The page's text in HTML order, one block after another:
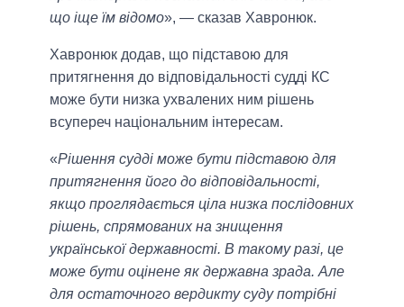
що іще їм відомо», — сказав Хавронюк.
Хавронюк додав, що підставою для
притягнення до відповідальності судді КС
може бути низка ухвалених ним рішень
всупереч національним інтересам.
«Рішення судді може бути підставою для
притягнення його до відповідальності,
якщо проглядається ціла низка послідовних
рішень, спрямованих на знищення
української державності. В такому разі, це
може бути оцінене як державна зрада. Але
для остаточного вердикту суду потрібні